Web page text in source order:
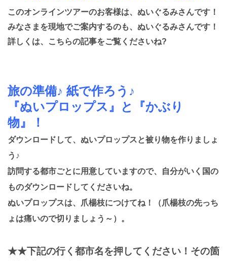
このオンラインツアーのお客様は、ぬいぐるみさんです！
みなさまを現地でご案内するのも、ぬいぐるみさんです！
詳しくは、こちらの記事をご覧くださいね?
旅の準備♪ 紙で作ろう♪
『ぬいプロップス』と『かぶり
物』！
ダウンロードして、ぬいプロップスと被り物を作りましょ
う♪
訪問する都市ごとに用意していますので、自分がいく国の
ものダウンロードしてくださいね。
ぬいプロップスは、爪楊枝につけてね！（爪楊枝の先っち
ょは痛いので切りましょう～）。
★★下記の行く都市名を押してください！その箇